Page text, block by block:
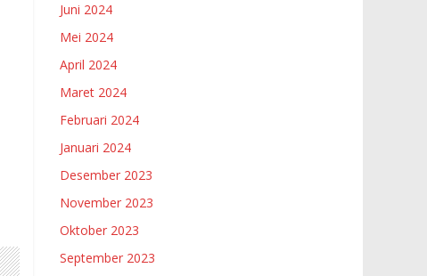
Juni 2024
Mei 2024
April 2024
Maret 2024
Februari 2024
Januari 2024
Desember 2023
November 2023
Oktober 2023
September 2023